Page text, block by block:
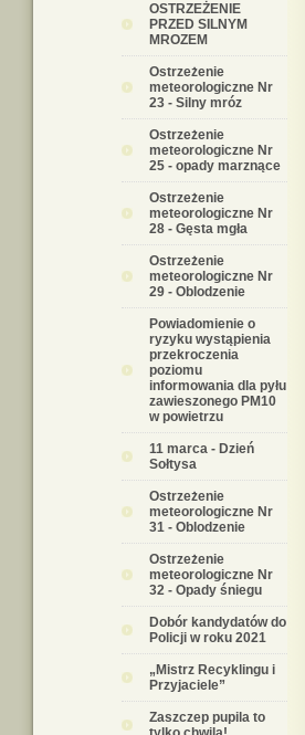
OSTRZEŻENIE
PRZED SILNYM
MROZEM
Ostrzeżenie
meteorologiczne Nr
23 - Silny mróz
Ostrzeżenie
meteorologiczne Nr
25 - opady marznące
Ostrzeżenie
meteorologiczne Nr
28 - Gęsta mgła
Ostrzeżenie
meteorologiczne Nr
29 - Oblodzenie
Powiadomienie o
ryzyku wystąpienia
przekroczenia
poziomu
informowania dla pyłu
zawieszonego PM10
w powietrzu
11 marca - Dzień
Sołtysa
Ostrzeżenie
meteorologiczne Nr
31 - Oblodzenie
Ostrzeżenie
meteorologiczne Nr
32 - Opady śniegu
Dobór kandydatów do
Policji w roku 2021
„Mistrz Recyklingu i
Przyjaciele”
Zaszczep pupila to